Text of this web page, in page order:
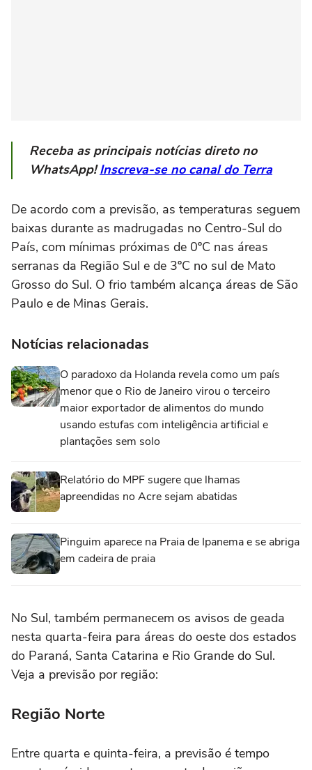
Receba as principais notícias direto no
WhatsApp!Inscreva-se no canal do Terra
De acordo com a previsão, as temperaturas seguem
baixas durante as madrugadas no Centro-Sul do
País, com mínimas próximas de 0ºC nas áreas
serranas da Região Sul e de 3ºC no sul de Mato
Grosso do Sul. O frio também alcança áreas de São
Paulo e de Minas Gerais.
Notícias relacionadas
O paradoxo da Holanda revela como um país
menor que o Rio de Janeiro virou o terceiro
maior exportador de alimentos do mundo
usando estufas com inteligência artificial e
plantações sem solo
Relatório do MPF sugere que lhamas
apreendidas no Acre sejam abatidas
Pinguim aparece na Praia de Ipanema e se abriga
em cadeira de praia
No Sul, também permanecem os avisos de geada
nesta quarta-feira para áreas do oeste dos estados
do Paraná, Santa Catarina e Rio Grande do Sul.
Veja a previsão por região:
Região Norte
Entre quarta e quinta-feira, a previsão é tempo